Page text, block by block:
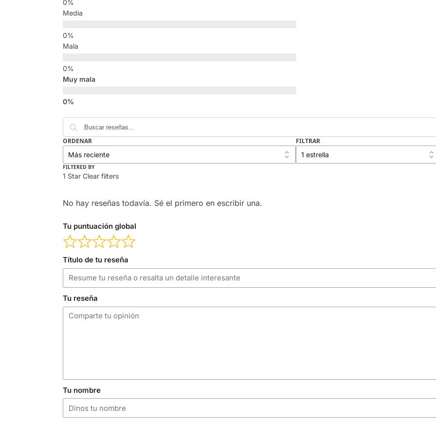
Media
Mala
Muy mala
ORDENAR FILTRAR
FILTERED BY
1 Star Clear filters
No hay reseñas todavía. Sé el primero en escribir una.
Tu puntuación global
Título de tu reseña
Tu reseña
Tu nombre